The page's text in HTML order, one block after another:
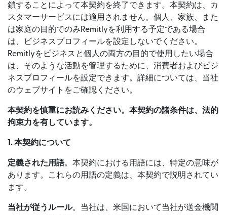
鎖することによって本契約を終了できます。本契約は、カ
スタマーサービスには適用されません。個人、家族、また
は家庭の目的でのみRemitlyを利用する予定である場合
は、ビジネスプロフィールを設定しないでください。
Remitlyをビジネスと個人の両方の目的で使用したい場合
は、そのような活動を管理するために、消費者およびビジ
ネスプロフィールを設定できます。詳細については、当社
のウェブサイトをご確認ください。
本契約を慎重にお読みください。本契約の諸条件は、法的
拘束力を有しています。
1. 本契約について
定義された用語。本契約における用語には、特定の意味が
あります。これらの用語の定義は、本契約で説明されてい
ます。
当社が従うルール。当社は、米国において当社が送金機関